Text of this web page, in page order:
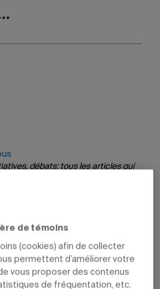
débats: tous les articles qui
l’on compte de nombreux
humides.
d’une valeur de plus de 460 000
de témoins
(cookies) afin de collecter
permettent d’améliorer votre
vous proposer des contenus
de fréquentation, etc.